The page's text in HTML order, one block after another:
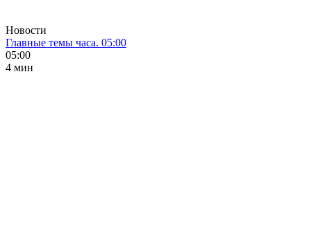
Новости
Главные темы часа. 05:00
05:00
4 мин